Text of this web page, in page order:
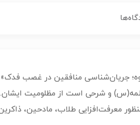
جریان‌شناسی منافقین در غصب
و شرحی است از مظلومیت ایشان.
معرفت‌افزایی طلاب، مادحین،